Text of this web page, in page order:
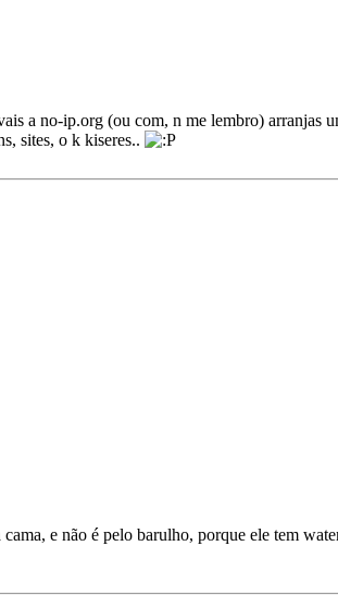
a no-ip.org (ou com, n me lembro) arranjas
sites, o k kiseres..
cama, e não é pelo barulho, porque ele tem